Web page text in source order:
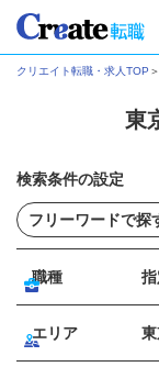
クリエイト転職・求人TOP ＞
東
検索条件の設定
職種
エリア